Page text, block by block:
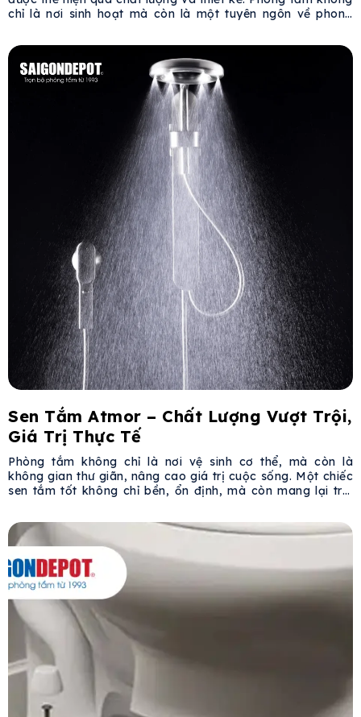
chỉ là nơi sinh hoạt mà còn là một tuyên ngôn về phong
chọn thiết bị vệ sinh đóng vai
Sen Tắm Atmor – Chất Lượng Vượt Trội,
Giá Trị Thực Tế
Phòng tắm không chỉ là nơi vệ sinh cơ thể, mà còn là
không gian thư giãn, nâng cao giá trị cuộc sống. Một chiếc
sen tắm tốt không chỉ bền, ổn định, mà còn mang lại trải
ứng tất cả những tiêu